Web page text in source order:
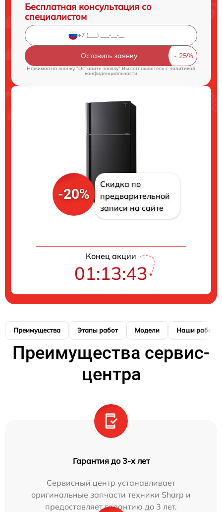
Бесплатная консультация со
специалистом
Оставить заявку
Нажимая на кнопку "Оставить заявку" Вы соглашаетесь cполитикой
конфиденциальности
-20%
Скидка по
предварительной
записи на сайте
Конец акции
01:13:42
Преимущества Этапы работ Модели Наши работы
Преимущества сервис-
центра
Гарантия до 3-х лет
Сервисный центр устанавливает
оригинальные запчасти техники Sharp и
предоставляет гарантию до 3 лет.